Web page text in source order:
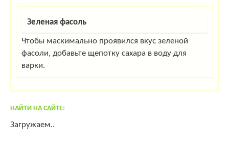
Зеленая фасоль
Чтобы маскимально проявился вкус зеленой
фасоли, добавьте щепотку сахара в воду для
варки.
НАЙТИ НА САЙТЕ:
Загружаем..